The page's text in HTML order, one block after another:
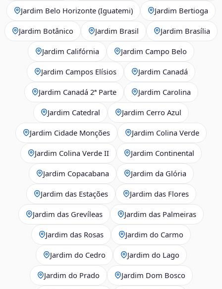
Jardim Belo Horizonte (Iguatemi) Jardim Bertioga
Jardim Botânico Jardim Brasil Jardim Brasília
Jardim Califórnia Jardim Campo Belo
Jardim Campos Elísios Jardim Canadá
Jardim Canadá 2ª Parte Jardim Carolina
Jardim Catedral Jardim Cerro Azul
Jardim Cidade Monções Jardim Colina Verde
Jardim Colina Verde II Jardim Continental
Jardim Copacabana Jardim da Glória
Jardim das Estações Jardim das Flores
Jardim das Grevíleas Jardim das Palmeiras
Jardim das Rosas Jardim do Carmo
Jardim do Cedro Jardim do Lago
Jardim do Prado Jardim Dom Bosco